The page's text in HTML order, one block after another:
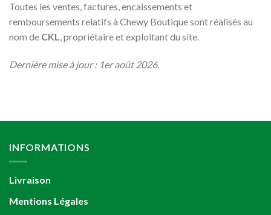
Toutes les ventes, factures, encaissements et
remboursements relatifs à Chewy Boutique sont réalisés au
nom de CKL, propriétaire et exploitant du site.
Dernière mise à jour : 1er août 2026.
INFORMATIONS
Livraison
Mentions Légales